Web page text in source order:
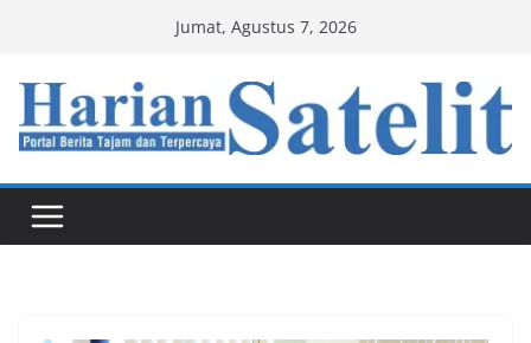
content
Jumat, Agustus 7, 2026